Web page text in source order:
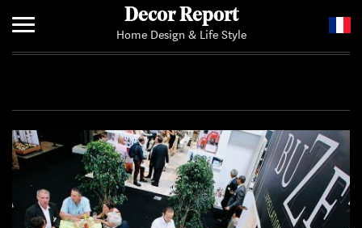
Decor Report
Home Design & Life Style